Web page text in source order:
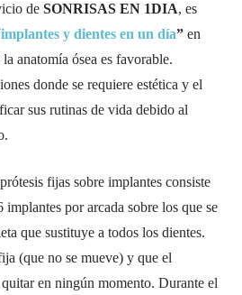
de SONRISAS EN 1DIA, es
implantes y dientes en un día”en
anatomía ósea es favorable.
donde se requiere estética y el
sus rutinas de vida debido al
fijas sobre implantes consiste
por arcada sobre los que se
que sustituye a todos los dientes.
(que no se mueve) y que el
en ningún momento. Durante el